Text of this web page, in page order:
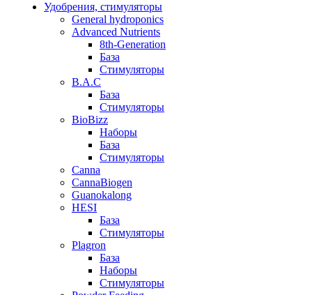
Удобрения, стимуляторы
General hydroponics
Advanced Nutrients
8th-Generation
База
Стимуляторы
B.A.C
База
Стимуляторы
BioBizz
Наборы
База
Стимуляторы
Canna
CannaBiogen
Guanokalong
HESI
База
Стимуляторы
Plagron
База
Наборы
Стимуляторы